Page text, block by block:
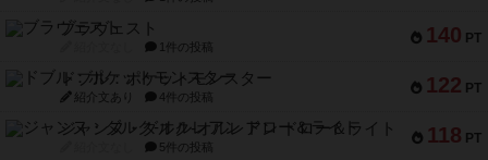
140 PT
ブラヴェスト
1件の投稿
122 PT
ドブル：ポケットモンスター
紹介文あり 4件の投稿
118 PT
ジャンヌ・ダルク-オルレアン ドロー＆ライト
5件の投稿